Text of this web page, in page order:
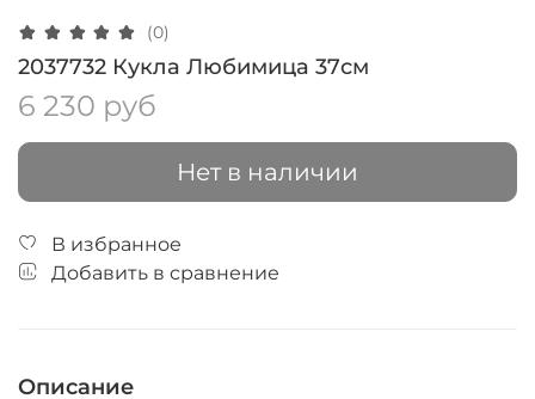
(0)
2037732 Кукла Любимица 37см
6 230 руб
Нет в наличии
В избранное
Добавить в сравнение
Описание